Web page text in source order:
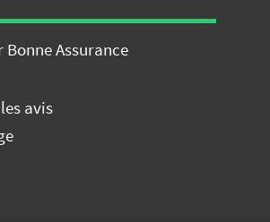
Bonne Assurance
avis